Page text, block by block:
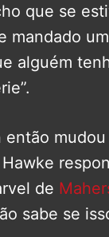
que se
mandado
alguém
então
de
sabe se